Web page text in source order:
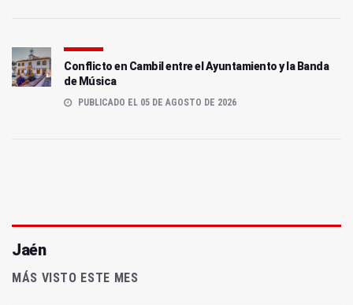
Conflicto en Cambil entre el Ayuntamiento y la Banda
de Música
PUBLICADO EL 05 DE AGOSTO DE 2026
Jaén
MÁS VISTO ESTE MES